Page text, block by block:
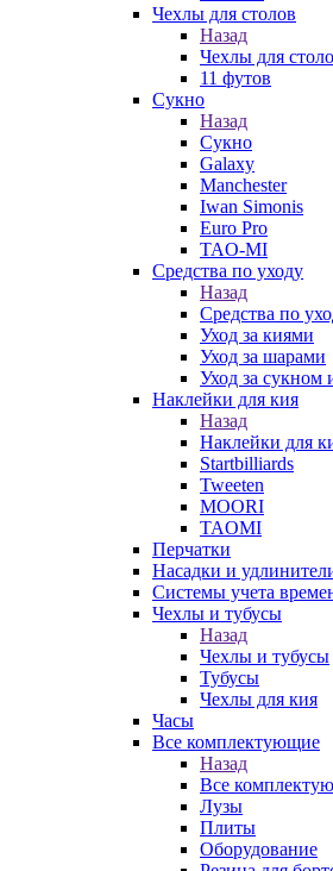
Чехлы для столов
Назад
Чехлы для
11 футов
Сукно
Назад
Сукно
Galaxy
Manchester
Iwan Simonis
Euro Pro
TAO-MI
Средства по уходу
Назад
Средства по
Уход за киями
Уход за шарами
Уход за сукном
Наклейки для кия
Назад
Наклейки для
Startbilliards
Tweeten
MOORI
TAOMI
Перчатки
Насадки и
Системы учета
Чехлы и тубусы
Назад
Чехлы и тубусы
Тубусы
Чехлы для кия
Часы
Все комплектующие
Назад
Все
Лузы
Плиты
Оборудование